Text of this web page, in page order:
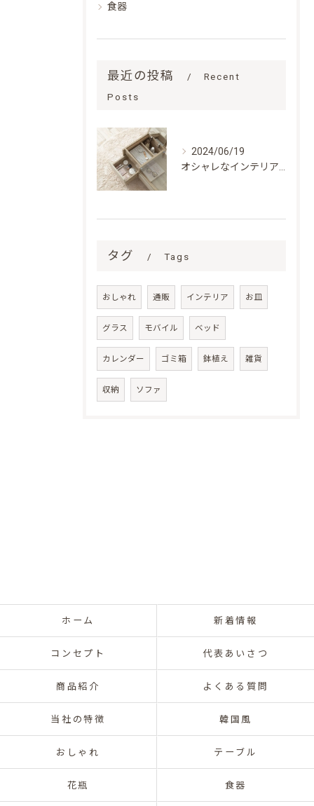
食器
最近の投稿
Recent
Posts
2024/06/19
タグ Tags
おしゃれ 通販 インテリア お皿
グラス モバイル ベッド
カレンダー ゴミ箱 鉢植え 雑貨
収納 ソファ
ホーム 新着情報
コンセプト 代表あいさつ
商品紹介 よくある質問
当社の特徴 韓国風
おしゃれ テーブル
花瓶 食器